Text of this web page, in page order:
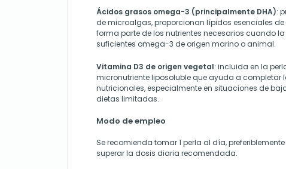
Ácidos grasos omega-3 (principalmente DHA):
de microalgas, proporcionan lípidos esenciales de
forma parte de los nutrientes necesarios cuando
suficientes omega-3 de origen marino o animal.
Vitamina D3 de origen vegetal: incluida en la
micronutriente liposoluble que ayuda a completar
nutricionales, especialmente en situaciones de
dietas limitadas.
Modo de empleo
Se recomienda tomar 1 perla al día,
superar la dosis diaria recomendada.